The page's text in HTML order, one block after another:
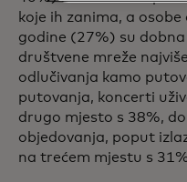
koje ih zanima, a osobe
godine (27%) su
društvene mreže
odlučivanja kamo
putovanja, koncerti
drugo mjesto s 38%,
objedovanja, poput
na trećem mjestu s